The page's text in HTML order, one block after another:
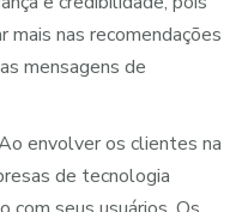
mais nas recomendações
mensagens de
envolver os clientes na
de tecnologia